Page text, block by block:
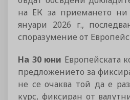
на ЕК за приемането ни
януари 2026 г.,
споразумение от
На 30 юни Европейската
предложението за
не се очаква той да е
курс, фиксиран от